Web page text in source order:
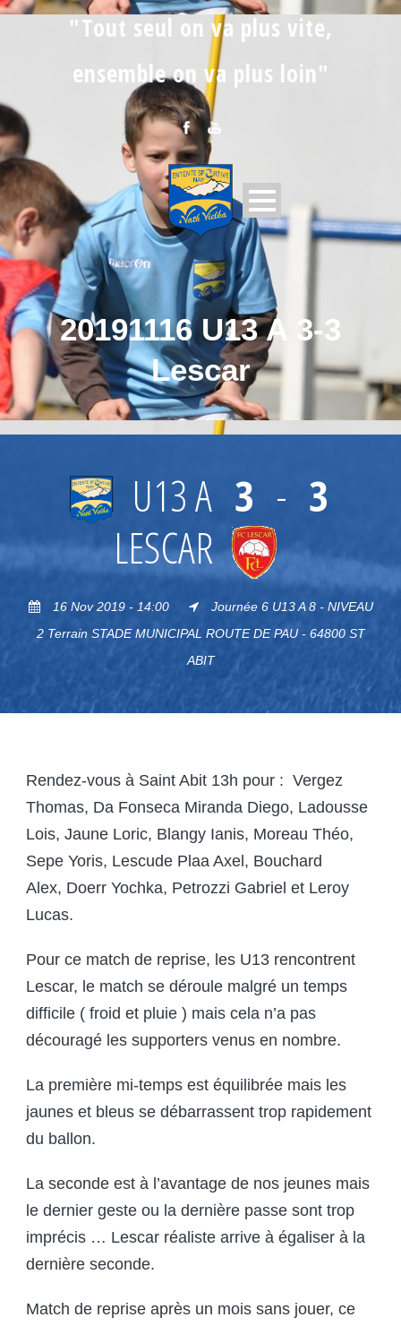
"Tout seul on va plus vite,
ensemble on va plus loin"
20191116 U13 A 3-3
Lescar
U13 A 3 - 3
LESCAR
16 Nov 2019 - 14:00
Journée 6 U13 A 8 - NIVEAU
2 Terrain STADE MUNICIPAL ROUTE DE PAU - 64800 ST
ABIT
Rendez-vous à Saint Abit 13h pour : Vergez
Thomas, Da Fonseca Miranda Diego, Ladousse
Lois, Jaune Loric, Blangy Ianis, Moreau Théo,
Sepe Yoris, Lescude Plaa Axel, Bouchard
Alex, Doerr Yochka, Petrozzi Gabriel et Leroy
Lucas.
Pour ce match de reprise, les U13 rencontrent
Lescar, le match se déroule malgré un temps
difficile ( froid et pluie ) mais cela n’a pas
découragé les supporters venus en nombre.
La première mi-temps est équilibrée mais les
jaunes et bleus se débarrassent trop rapidement
du ballon.
La seconde est à l’avantage de nos jeunes mais
le dernier geste ou la dernière passe sont trop
imprécis … Lescar réaliste arrive à égaliser à la
dernière seconde.
Match de reprise après un mois sans jouer, ce